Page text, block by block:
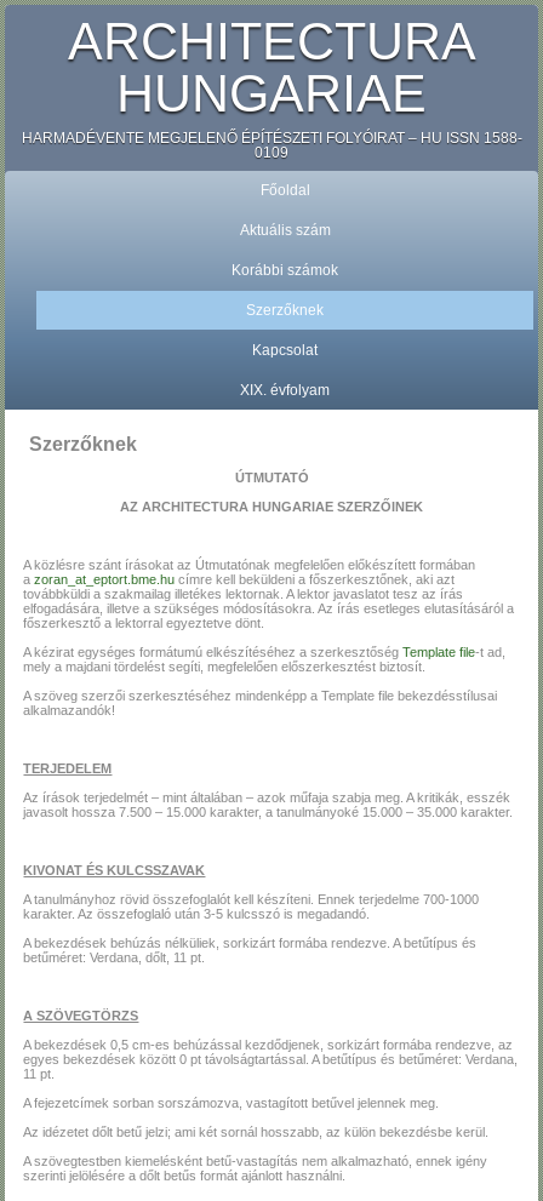
ARCHITECTURA
HUNGARIAE
HARMADÉVENTE MEGJELENŐ ÉPÍTÉSZETI FOLYÓIRAT – HU ISSN 1588-
0109
Főoldal
Aktuális szám
Korábbi számok
Szerzőknek
Kapcsolat
XIX. évfolyam
Szerzőknek
ÚTMUTATÓ
AZ ARCHITECTURA HUNGARIAE SZERZŐINEK
A közlésre szánt írásokat az Útmutatónak megfelelően előkészített formában
azoran_at_eptort.bme.hu címre kell beküldeni a főszerkesztőnek, aki azt
továbbküldi a szakmailag illetékes lektornak. A lektor javaslatot tesz az írás
elfogadására, illetve a szükséges módosításokra. Az írás esetleges elutasításáról a
főszerkesztő a lektorral egyeztetve dönt.
A kézirat egységes formátumú elkészítéséhez a szerkesztőségTemplate file-t ad,
mely a majdani tördelést segíti, megfelelően előszerkesztést biztosít.
A szöveg szerzői szerkesztéséhez mindenképp a Template file bekezdésstílusai
alkalmazandók!
TERJEDELEM
Az írások terjedelmét – mint általában – azok műfaja szabja meg. A kritikák, esszék
javasolt hossza 7.500 – 15.000 karakter, a tanulmányoké 15.000 – 35.000 karakter.
KIVONAT ÉS KULCSSZAVAK
A tanulmányhoz rövid összefoglalót kell készíteni. Ennek terjedelme 700-1000
karakter. Az összefoglaló után 3-5 kulcsszó is megadandó.
A bekezdések behúzás nélküliek, sorkizárt formába rendezve. A betűtípus és
betűméret: Verdana, dőlt, 11 pt.
A SZÖVEGTÖRZS
A bekezdések 0,5 cm-es behúzással kezdődjenek, sorkizárt formába rendezve, az
egyes bekezdések között 0 pt távolságtartással. A betűtípus és betűméret: Verdana,
11 pt.
A fejezetcímek sorban sorszámozva, vastagított betűvel jelennek meg.
Az idézetet dőlt betű jelzi; ami két sornál hosszabb, az külön bekezdésbe kerül.
A szövegtestben kiemelésként betű-vastagítás nem alkalmazható, ennek igény
szerinti jelölésére a dőlt betűs formát ajánlott használni.